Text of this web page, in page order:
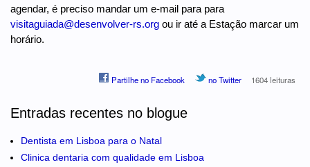
agendar, é preciso mandar um e-mail para para
visitaguiada@desenvolver-rs.org ou ir até a Estação marcar um
horário.
Partilhe no Facebook no Twitter 1604 leituras
Entradas recentes no blogue
Dentista em Lisboa para o Natal
Clinica dentaria com qualidade em Lisboa